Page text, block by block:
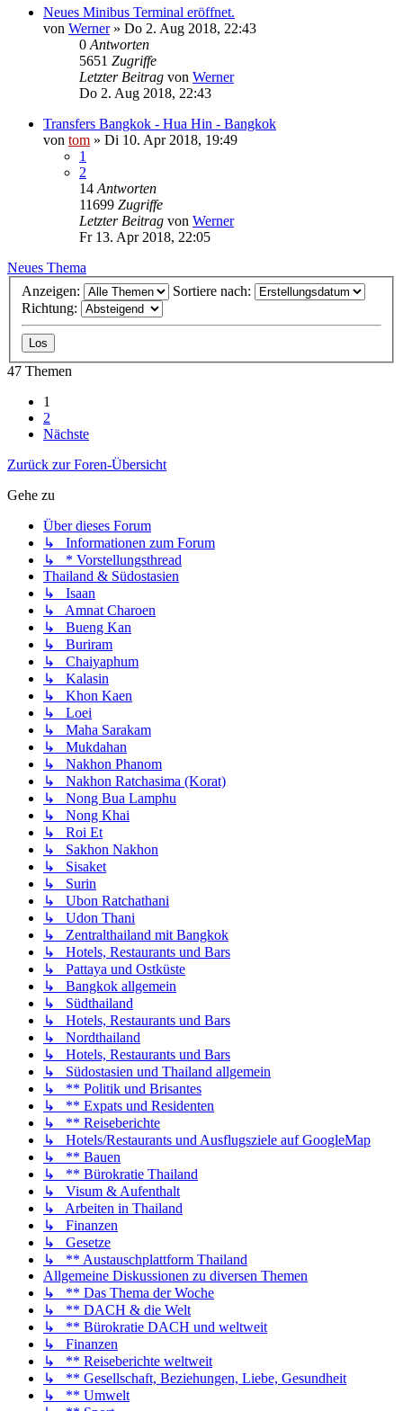
Neues Minibus Terminal eröffnet.
von Werner» Do 2. Aug 2018, 22:43
0Antworten
5651 Zugriffe
Letzter Beitrag von Werner
Do 2. Aug 2018, 22:43
Transfers Bangkok - Hua Hin - Bangkok
von tom » Di 10. Apr 2018, 19:49
1
2
14Antworten
11699 Zugriffe
Letzter Beitrag von Werner
Fr 13. Apr 2018, 22:05
Neues Thema
Anzeigen:
Sortiere nach:
Richtung:
47 Themen
1
2
Nächste
Zurück zur Foren-Übersicht
Gehe zu
Über dieses Forum
↳ Informationen zum Forum
↳ * Vorstellungsthread
Thailand & Südostasien
↳ Isaan
↳ Amnat Charoen
↳ Bueng Kan
↳ Buriram
↳ Chaiyaphum
↳ Kalasin
↳ Khon Kaen
↳ Loei
↳ Maha Sarakam
↳ Mukdahan
↳ Nakhon Phanom
↳ Nakhon Ratchasima (Korat)
↳ Nong Bua Lamphu
↳ Nong Khai
↳ Roi Et
↳ Sakhon Nakhon
↳ Sisaket
↳ Surin
↳ Ubon Ratchathani
↳ Udon Thani
↳ Zentralthailand mit Bangkok
↳ Hotels, Restaurants und Bars
↳ Pattaya und Ostküste
↳ Bangkok allgemein
↳ Südthailand
↳ Hotels, Restaurants und Bars
↳ Nordthailand
↳ Hotels, Restaurants und Bars
↳ Südostasien und Thailand allgemein
↳ ** Politik und Brisantes
↳ ** Expats und Residenten
↳ ** Reiseberichte
↳ Hotels/Restaurants und Ausflugsziele auf GoogleMap
↳ ** Bauen
↳ ** Bürokratie Thailand
↳ Visum & Aufenthalt
↳ Arbeiten in Thailand
↳ Finanzen
↳ Gesetze
↳ ** Austauschplattform Thailand
Allgemeine Diskussionen zu diversen Themen
↳ ** Das Thema der Woche
↳ ** DACH & die Welt
↳ ** Bürokratie DACH und weltweit
↳ Finanzen
↳ ** Reiseberichte weltweit
↳ ** Gesellschaft, Beziehungen, Liebe, Gesundheit
↳ ** Umwelt